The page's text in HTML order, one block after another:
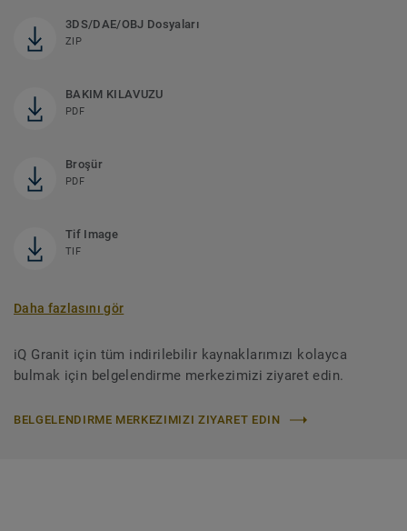
3DS/DAE/OBJ Dosyaları
ZIP
BAKIM KILAVUZU
PDF
Broşür
PDF
Tif Image
TIF
Daha fazlasını gör
iQ Granit için tüm indirilebilir kaynaklarımızı kolayca
bulmak için belgelendirme merkezimizi ziyaret edin.
BELGELENDIRME MERKEZIMIZI ZIYARET EDIN